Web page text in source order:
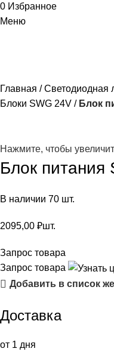
0 Избранное
Меню
Главная
Светодиодная
Блоки SWG 24V
Блок
Нажмите, чтобы
Блок питания
В наличии 70 шт.
2095,00 ₽шт.
Запрос товара
Запрос товара
Добавить в список
Доставка
от 1 дня